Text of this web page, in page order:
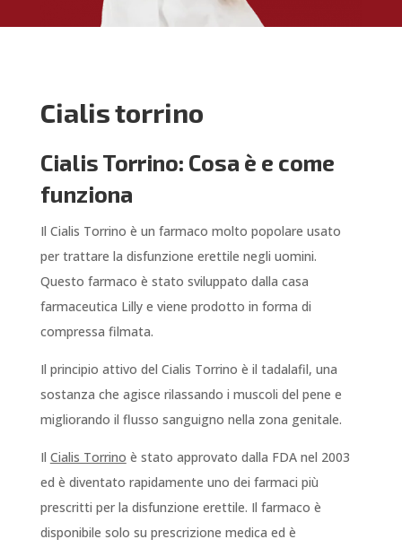
Cialis torrino
Cialis Torrino: Cosa è e come
funziona
Il Cialis Torrino è un farmaco molto popolare usato
per trattare la disfunzione erettile negli uomini.
Questo farmaco è stato sviluppato dalla casa
farmaceutica Lilly e viene prodotto in forma di
compressa filmata.
Il principio attivo del Cialis Torrino è il tadalafil, una
sostanza che agisce rilassando i muscoli del pene e
migliorando il flusso sanguigno nella zona genitale.
Il Cialis Torrino è stato approvato dalla FDA nel 2003
ed è diventato rapidamente uno dei farmaci più
prescritti per la disfunzione erettile. Il farmaco è
disponibile solo su prescrizione medica ed è